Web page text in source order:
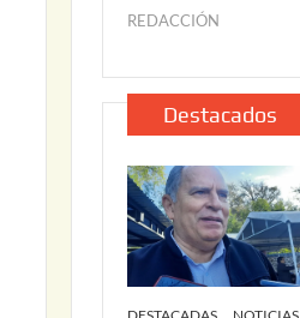
2
6
REDACCIÓN
l
i
o
2
2
,
2
0
Destacados